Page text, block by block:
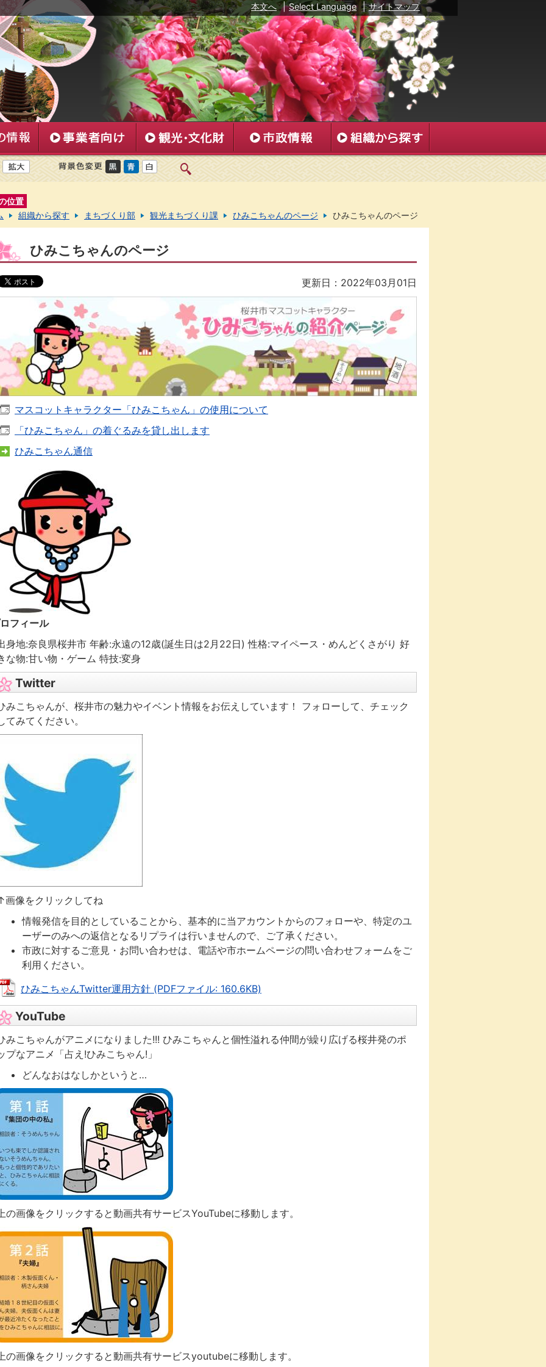
本文へ | Select Language | サイトマップ
位置
組織から探す まちづくり部 観光まちづくり課 ひみこちゃんのページ ひみこちゃんのページ
ひみこちゃんのページ
更新日：2022年03月01日
マスコットキャラクター「ひみこちゃん」の使用について
「ひみこちゃん」の着ぐるみを貸し出します
ひみこちゃん通信
フィール
身地:奈良県桜井市 年齢:永遠の12歳(誕生日は2月22日) 性格:マイペース・めんどくさがり 好
な物:甘い物・ゲーム 特技:変身
Twitter
みこちゃんが、桜井市の魅力やイベント情報をお伝えしています！ フォローして、チェック
てみてください。
像をクリックしてね
情報発信を目的としていることから、基本的に当アカウントからのフォローや、特定のユ
ーザーのみへの返信となるリプライは行いませんので、ご了承ください。
市政に対するご意見・お問い合わせは、電話や市ホームページの問い合わせフォームをご
利用ください。
ひみこちゃんTwitter運用方針 (PDFファイル: 160.6KB)
YouTube
みこちゃんがアニメになりました!!! ひみこちゃんと個性溢れる仲間が繰り広げる桜井発のポ
プなアニメ「占え!ひみこちゃん!」
どんなおはなしかというと…
の画像をクリックすると動画共有サービスYouTubeに移動します。
の画像をクリックすると動画共有サービスyoutubeに移動します。